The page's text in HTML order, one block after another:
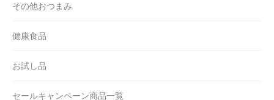
その他おつまみ
健康食品
お試し品
セールキャンペーン商品一覧